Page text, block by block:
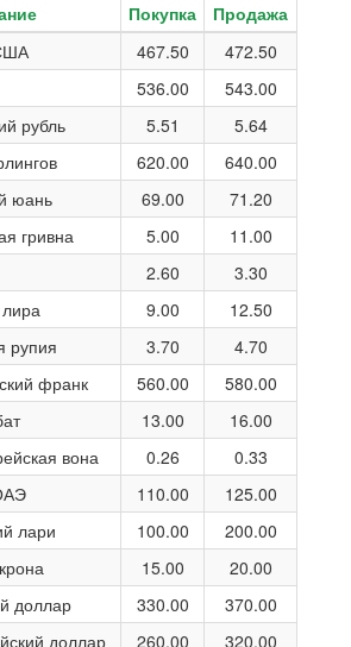
Покупка
Продажа
467.50
472.50
536.00
543.00
рубль
5.51
5.64
620.00
640.00
юань
69.00
71.20
гривна
5.00
11.00
2.60
3.30
9.00
12.50
рупия
3.70
4.70
франк
560.00
580.00
13.00
16.00
вона
0.26
0.33
110.00
125.00
лари
100.00
200.00
15.00
20.00
доллар
330.00
370.00
доллар
260.00
320.00